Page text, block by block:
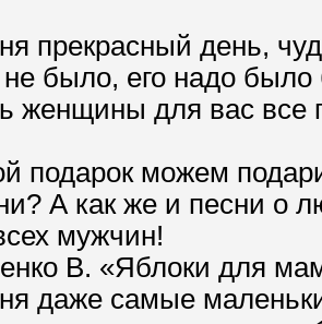
прекрасный день,
не было, его надо
женщины для вас все
подарок можем
А как же и песни о
мужчин!
В. «Яблоки для
даже самые